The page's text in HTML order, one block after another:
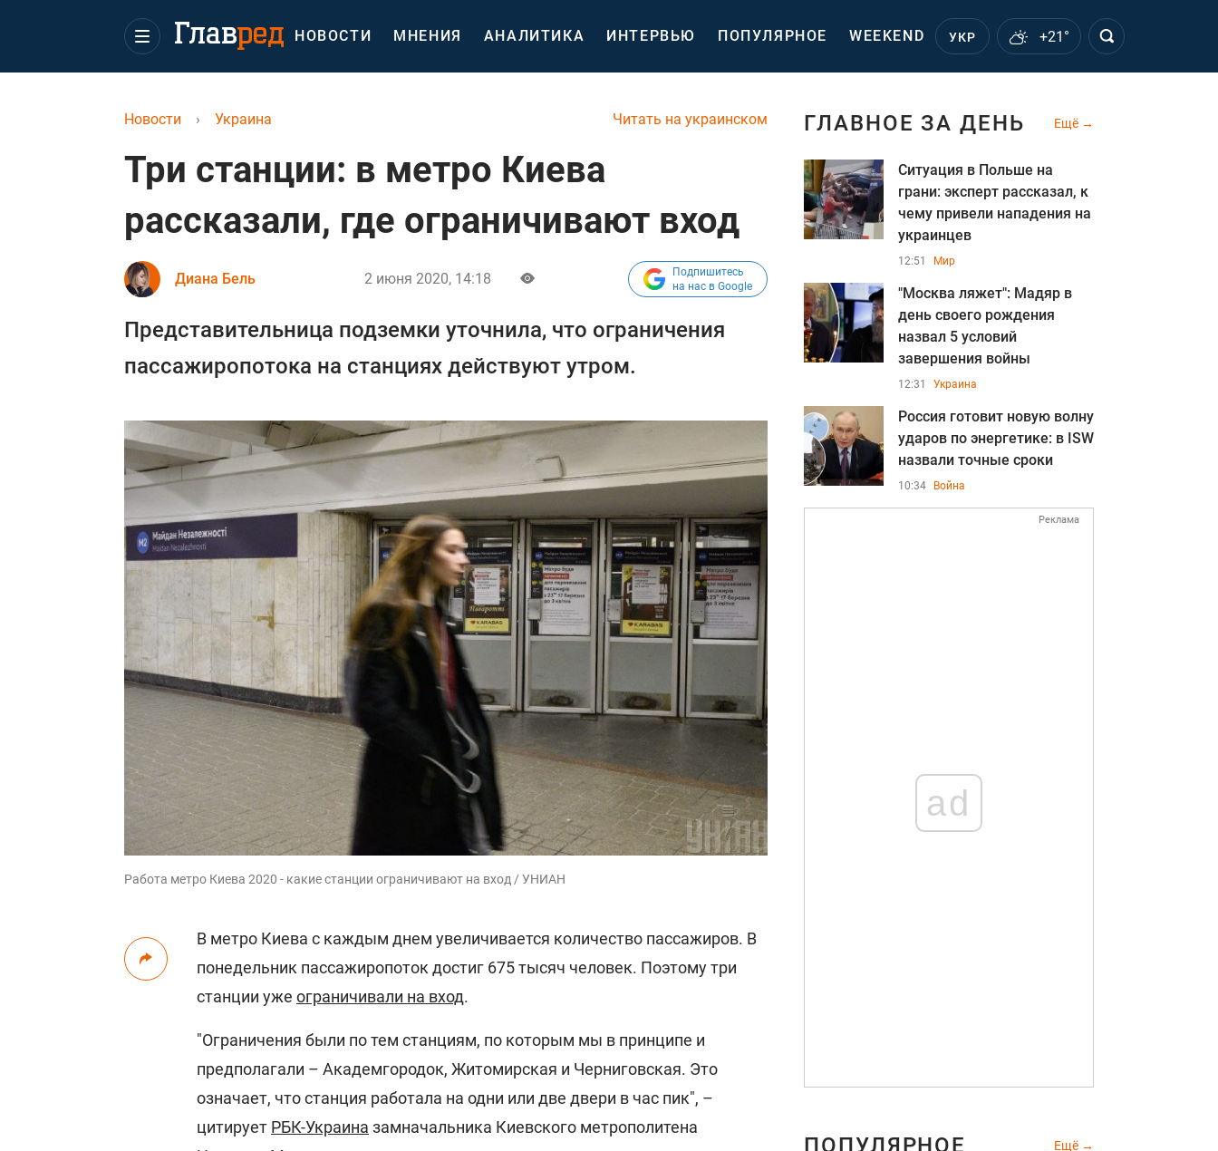
НОВОСТИ МНЕНИЯ АНАЛИТИКА ИНТЕРВЬЮ ПОПУЛЯРНОЕ WEEKEND УКР +21°
Читать на украинском
Новости › Украина
Три станции: в метро Киева
рассказали, где ограничивают вход
Диана Бель 2 июня 2020, 14:18
Подпишитесь
на нас в Google
Представительница подземки уточнила, что ограничения
пассажиропотока на станциях действуют утром.
Работа метро Киева 2020 - какие станции ограничивают на вход / УНИАН
В метро Киева с каждым днем увеличивается количество пассажиров. В
понедельник пассажиропоток достиг 675 тысяч человек. Поэтому три
станции уже ограничивали на вход.
"Ограничения были по тем станциям, по которым мы в принципе и
предполагали – Академгородок, Житомирская и Черниговская. Это
означает, что станция работала на одни или две двери в час пик", –
цитирует РБК-Украина замначальника Киевского метрополитена
ГЛАВНОЕ ЗА ДЕНЬ Ещё
Ситуация в Польше на
грани: эксперт рассказал, к
чему привели нападения на
украинцев
12:51 Мир
"Москва ляжет": Мадяр в
день своего рождения
назва л 5 условий
завершения войны
12:31 Украина
Россия готовит новую волну
ударов по энергетике: в ISW
назвали точные сроки
10:34 Война
Реклама
ad
ПОПУЛЯРНОЕ Ещё